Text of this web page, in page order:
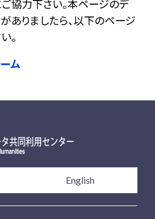
協力下さい。本ページのデ
ありましたら、以下のページ
。
ム
English